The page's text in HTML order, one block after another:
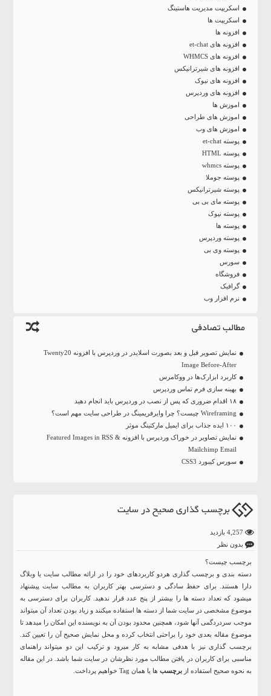
اسکریپت مدیریت هاستینگ
اسکریپت ها
افزونه ها
افزونه های et-chat
افزونه های WHMCS
افزونه های شیرترانیکس
افزونه های نیوک
افزونه های وردپرس
اموزش ها
اموزش های طراحی
اموزش های وب
پوسته et-chat
پوسته HTML
پوسته whmcs
پوسته جوملا
پوسته شیرترانیکس
پوسته مای بی بی
پوسته نیوک
پوسته ها
پوسته وردپرس
پوسته وی بی
سورس
فروشگاه
گرافیک
نرم افزار وب
مطالب تصادفی
نمایش تصویر قبل و بعد بصورت اسلایدر در وردپرس با افزونه Twenty20
Image Before-After
کاربرد ابزارک‌‌ها در ووکامرس
بهینه سازی فرم تماس وردپرس
۱۸ اقدام ضروری که پس از نصب در وردپرس باید انجام دهید
Wireframing چیست؟ چرا وایرفریمینگ در طراحی سایت مهم است؟
۱۰۰ ایده جذاب برای ایمیل مارکتینگ موثر
نمایش تصاویر در خوراک وردپرس با افزونه Featured Images in RSS &
Mailchimp Email
سورس کیبورد CSS3
برچسب گذاری صحیح در سایت
4,257 بازدید
بدون نظر
برچسب چیست؟
دسته بندی و برچسب گذاری هردو کاربردهای خود را در ارائه مطالب سایت یا وبلاگ
دارا هستند. برای حفظ سادگی و دسترسی بهتر کاربران به مطالب سایت پیشنهاد
میشود که تعداد دسته ها را بیشتر از پنج عدد قرار ندهید. کاربران برای دسترسی به
موضوع مشخصی در سایت شما از دسته ها استفاده میکنند و زیاد بودن تعداد آن میتواند
موجب سردردگمی آنها شود، همچنین محدود بودن آن به نویسنده این امکان را میدهد تا
موضوع مقاله بعدی خود را براحتی انتخاب کرده و محل نمایش صحیح آن را تعیین کند.
برچسب گذاری نیز با هدفی مشابه به کار میرود و ترکیب این دو میتواند راهنمای
مناسبی برای کاربران در یافتن مطالب مورد نظرشان در سایت شما باشد. در این مقاله
به نحوه صحیح استفاده ازبرچسب ها یا همان Tag خواهیم پرداخت.